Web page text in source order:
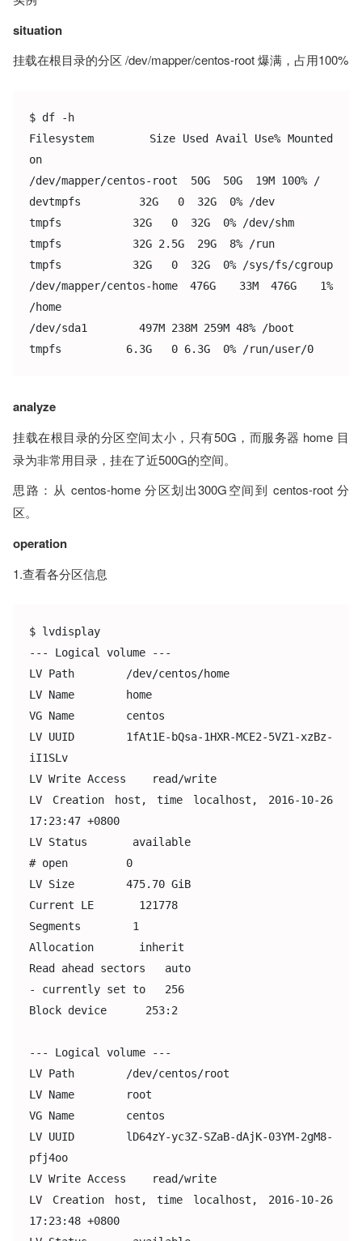
situation
挂载在根目录的分区 /dev/mapper/centos-root 爆满，占用100%
$ df -h
Filesystem        Size Used Avail Use% Mounted
on
/dev/mapper/centos-root  50G  50G  19M 100% /
devtmpfs         32G   0  32G  0% /dev
tmpfs           32G   0  32G  0% /dev/shm
tmpfs           32G 2.5G  29G  8% /run
tmpfs           32G   0  32G  0% /sys/fs/cgroup
/dev/mapper/centos-home 476G  33M 476G  1%
/home
/dev/sda1        497M 238M 259M 48% /boot
tmpfs          6.3G   0 6.3G  0% /run/user/0
analyze
挂载在根目录的分区空间太小，只有50G，而服务器 home 目
录为非常用目录，挂在了近500G的空间。
思路：从 centos-home 分区划出300G空间到 centos-root 分
区。
operation
1.查看各分区信息
$ lvdisplay
--- Logical volume ---
LV Path        /dev/centos/home
LV Name        home
VG Name        centos
LV UUID        1fAt1E-bQsa-1HXR-MCE2-5VZ1-xzBz-
iI1SLv
LV Write Access    read/write
LV Creation host, time localhost, 2016-10-26
17:23:47 +0800
LV Status       available
# open         0
LV Size        475.70 GiB
Current LE       121778
Segments        1
Allocation       inherit
Read ahead sectors   auto
- currently set to   256
Block device      253:2
--- Logical volume ---
LV Path        /dev/centos/root
LV Name        root
VG Name        centos
LV UUID        lD64zY-yc3Z-SZaB-dAjK-03YM-2gM8-
pfj4oo
LV Write Access    read/write
LV Creation host, time localhost, 2016-10-26
17:23:48 +0800